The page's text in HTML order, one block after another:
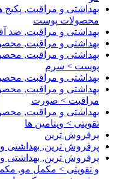
بهداشتی و مراقبت,
محصولات پوست
بهداشتی و مراقبت, ضد
بهداشتی و مراقبت,
بهداشتی و مراقبت,
پوست > سرم
بهداشتی و مراقبت,
بهداشتی و مراقبت,
مراقبت > صورت
بهداشتی و مراقبت,
تقویتی > ویتامین ها
پرفروش ترین
پرفروش ترین, بهداشتی
پرفروش ترین,
و تقویتی > مکمل مو,